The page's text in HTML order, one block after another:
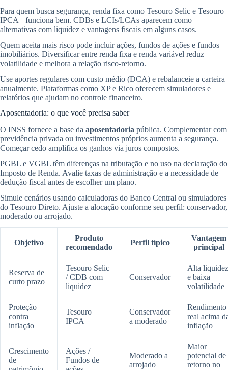
Para quem busca segurança, renda fixa como Tesouro Selic e Tesouro
IPCA+ funciona bem. CDBs e LCIs/LCAs aparecem como
alternativas com liquidez e vantagens fiscais em alguns casos.
Quem aceita mais risco pode incluir ações, fundos de ações e fundos
imobiliários. Diversificar entre renda fixa e renda variável reduz
volatilidade e melhora a relação risco-retorno.
Use aportes regulares com custo médio (DCA) e rebalanceie a carteira
anualmente. Plataformas como XP e Rico oferecem simuladores e
relatórios que ajudam no controle financeiro.
Aposentadoria: o que você precisa saber
O INSS fornece a base da aposentadoria pública. Complementar com
previdência privada ou investimentos próprios aumenta a segurança.
Começar cedo amplifica os ganhos via juros compostos.
PGBL e VGBL têm diferenças na tributação e no uso na declaração do
Imposto de Renda. Avalie taxas de administração e a necessidade de
dedução fiscal antes de escolher um plano.
Simule cenários usando calculadoras do Banco Central ou simuladores
do Tesouro Direto. Ajuste a alocação conforme seu perfil: conservador,
moderado ou arrojado.
Objetivo
Produto
recomendado
Perfil típico
Vantagem
principal
Reserva de
curto prazo
Tesouro Selic
/ CDB com
liquidez
Conservador
Alta liquidez
e baixa
volatilidade
Proteção
contra
inflação
Tesouro
IPCA+
Conservador
a moderado
Rendimento
real acima
inflação
Crescimento
de
Ações /
Fundos de
Moderado a
arrojado
Maior
potencial de
retorno no